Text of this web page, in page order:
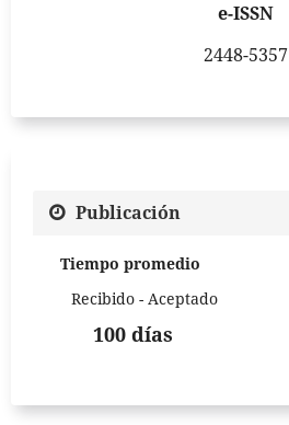
e-ISSN
2448-5357
Publicación
Tiempo promedio
Recibido - Aceptado
100 días